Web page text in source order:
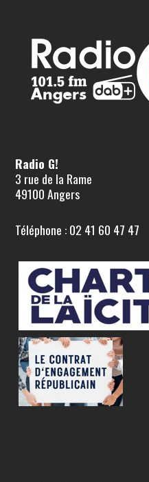
Radio G!
3 rue de la Rame
49100 Angers
Téléphone : 02 41 60 47 47